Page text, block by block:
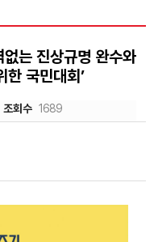
는 진상규명 완수와
한 국민대회’
조회수 1689
북5